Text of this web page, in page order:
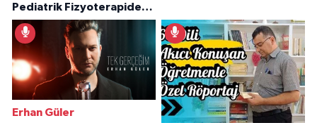
Pediatrik Fizyoterapiden
İlham Veren Hikâyeler
Erhan Güler